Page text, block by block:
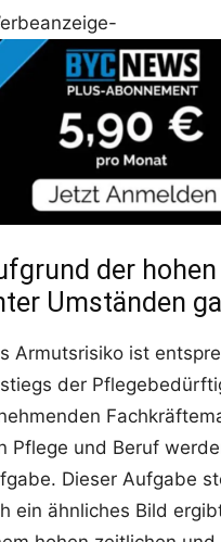
der
Umständen
Armutsrisiko ist
der
Pflege und Beruf
Dieser Aufgabe
ein ähnliches Bild